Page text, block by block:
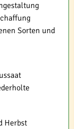
Sorten und
Herbst